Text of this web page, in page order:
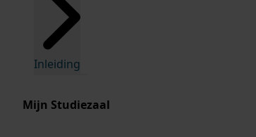
Inleiding
Mijn Studiezaal